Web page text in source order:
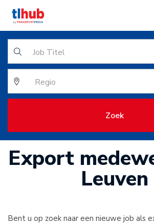
Zoek
Export
Leuven
Bent u op zoek naar een nieuwe job als